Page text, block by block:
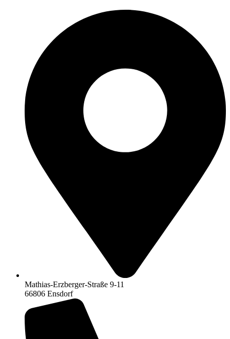
Mathias-Erzberger-Straße 9-11
66806 Ensdorf